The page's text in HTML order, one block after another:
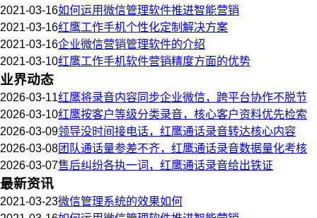
2021-03-16如何运用微信管理软件推进智能营销
2021-03-16红鹰工作手机个性化定制解决方案
2021-03-16企业微信营销管理软件的介绍
2021-03-10红鹰工作手机软件营销精度方面的优势
业界动态
2026-03-11红鹰将录音内容同步企业微信，跨平台协作不脱节
2026-03-10红鹰按客户等级分类录音，核心客户资料优先检索
2026-03-09领导没时间接电话，红鹰通话录音转达核心内容
2026-03-08团队通话量参差不齐，红鹰通话录音数据量化考核
2026-03-07售后纠纷各执一词，红鹰通话录音给出铁证
最新资讯
2021-03-23微信管理系统的效果如何